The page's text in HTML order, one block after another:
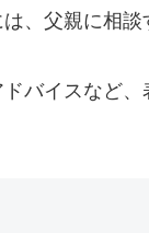
、父親に相談
バイスなど